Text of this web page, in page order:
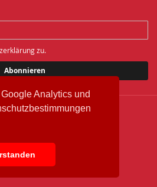
Analytics und
zu.
Abonnieren
Brelu.at Brennereifachbedarf
Datenschutz
IMPRESSUM
AGB